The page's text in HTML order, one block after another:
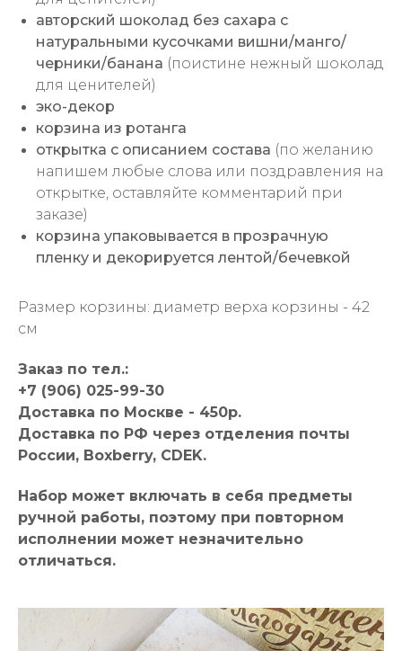
авторский шоколад без сахара с
натуральными кусочками вишни/манго/
черники/банана (поистине нежный шоколад
для ценителей)
эко-декор
корзина из ротанга
открытка с описанием состава (по желанию
напишем любые слова или поздравления на
открытке, оставляйте комментарий при
заказе)
корзина упаковывается в прозрачную
пленку и декорируется лентой/бечевкой
Размер корзины: диаметр верха корзины - 42
см
Заказ по тел.:
+7 (906) 025-99-30
Доставка по Москве - 450р.
Доставка по РФ через отделения почты
России, Boxberry, CDEK.
Набор может включать в себя предметы
ручной работы, поэтому при повторном
исполнении может незначительно
отличаться.